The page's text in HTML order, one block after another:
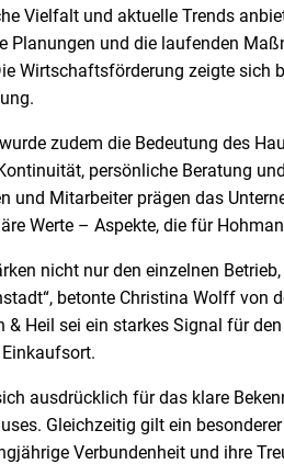
Vielfalt und aktuelle Trends
Planungen und die laufenden
Wirtschaftsförderung zeigte sich
zudem die Bedeutung des
persönliche Beratung
und Mitarbeiter prägen das
Werte – Aspekte, die für
nicht nur den einzelnen
betonte Christina Wolff von
& Heil sei ein starkes Signal für
ausdrücklich für das klare
Gleichzeitig gilt ein
Verbundenheit und ihre